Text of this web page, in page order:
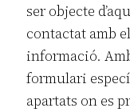
ser objecte
contactat amb
informació.
formulari
apartats on es